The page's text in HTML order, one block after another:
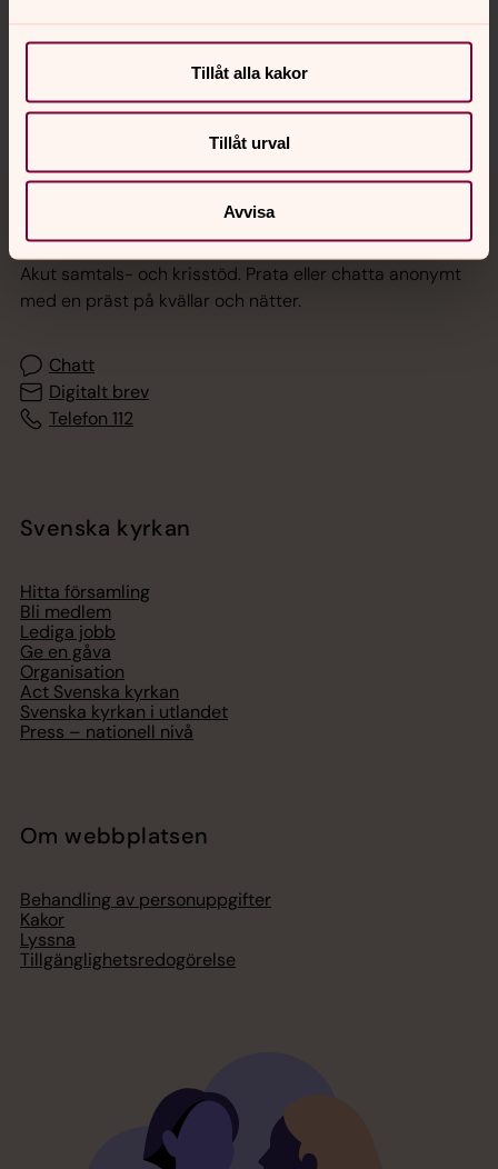
Tillåt alla kakor
Tillåt urval
Avvisa
Sociala kanaler
Jourhavande präst
Akut samtals- och krisstöd. Prata eller chatta anonymt
med en präst på kvällar och nätter.
Chatt
Digitalt brev
Telefon 112
Svenska kyrkan
Hitta församling
Bli medlem
Lediga jobb
Ge en gåva
Organisation
Act Svenska kyrkan
Svenska kyrkan i utlandet
Press – nationell nivå
Om webbplatsen
Behandling av personuppgifter
Kakor
Lyssna
Tillgänglighetsredogörelse